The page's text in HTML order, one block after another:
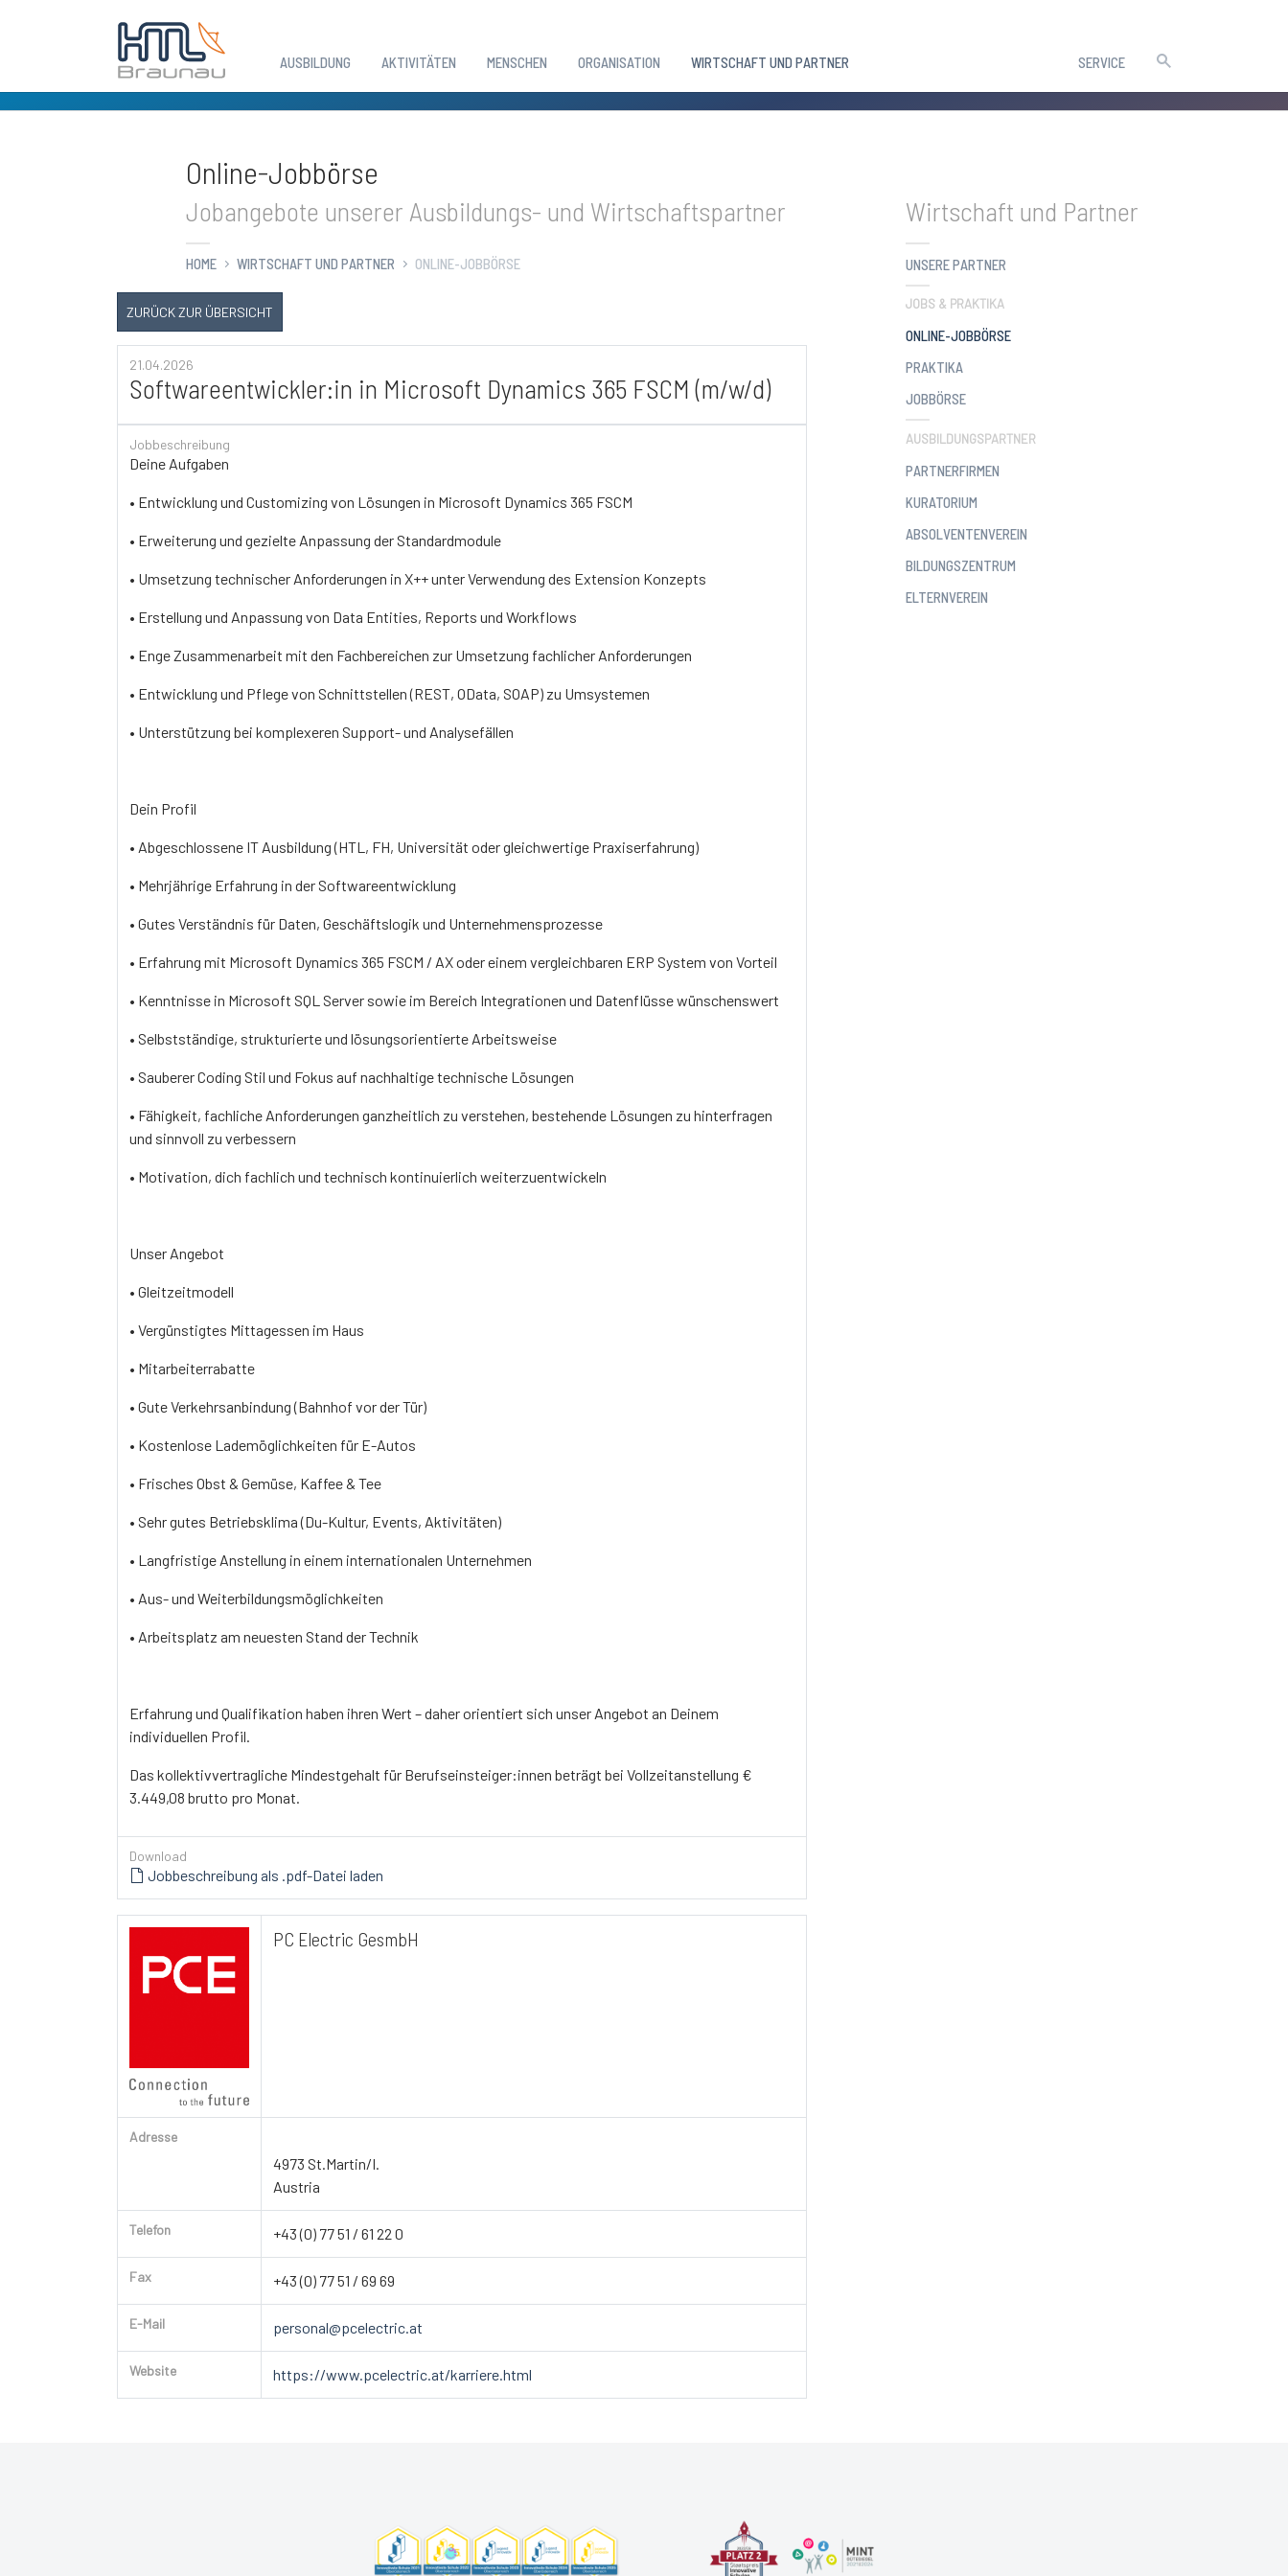
AUSBILDUNG AKTIVITÄTEN MENSCHEN ORGANISATION WIRTSCHAFT UND PARTNER SERVICE
Online-Jobbörse
Jobangebote unserer Ausbildungs- und Wirtschaftspartner
HOME WIRTSCHAFT UND PARTNER ONLINE-JOBBÖRSE
ZURÜCK ZUR ÜBERSICHT
21.04.2026
Softwareentwickler:in in Microsoft Dynamics 365 FSCM (m/w/d)
Jobbeschreibung
Deine Aufgaben
• Entwicklung und Customizing von Lösungen in Microsoft Dynamics 365 FSCM
• Erweiterung und gezielte Anpassung der Standardmodule
• Umsetzung technischer Anforderungen in X++ unter Verwendung des Extension Konzepts
• Erstellung und Anpassung von Data Entities, Reports und Workflows
• Enge Zusammenarbeit mit den Fachbereichen zur Umsetzung fachlicher Anforderungen
• Entwicklung und Pflege von Schnittstellen (REST, OData, SOAP) zu Umsystemen
• Unterstützung bei komplexeren Support- und Analysefällen
Dein Profil
• Abgeschlossene IT Ausbildung (HTL, FH, Universität oder gleichwertige Praxiserfahrung)
• Mehrjährige Erfahrung in der Softwareentwicklung
• Gutes Verständnis für Daten, Geschäftslogik und Unternehmensprozesse
• Erfahrung mit Microsoft Dynamics 365 FSCM / AX oder einem vergleichbaren ERP System von Vorteil
• Kenntnisse in Microsoft SQL Server sowie im Bereich Integrationen und Datenflüsse wünschenswert
• Selbstständige, strukturierte und lösungsorientierte Arbeitsweise
• Sauberer Coding Stil und Fokus auf nachhaltige technische Lösungen
• Fähigkeit, fachliche Anforderungen ganzheitlich zu verstehen, bestehende Lösungen zu hinterfragen
und sinnvoll zu verbessern
• Motivation, dich fachlich und technisch kontinuierlich weiterzuentwickeln
Unser Angebot
• Gleitzeitmodell
• Vergünstigtes Mittagessen im Haus
• Mitarbeiterrabatte
• Gute Verkehrsanbindung (Bahnhof vor der Tür)
• Kostenlose Lademöglichkeiten für E-Autos
• Frisches Obst & Gemüse, Kaffee & Tee
• Sehr gutes Betriebsklima (Du-Kultur, Events, Aktivitäten)
• Langfristige Anstellung in einem internationalen Unternehmen
• Aus- und Weiterbildungsmöglichkeiten
• Arbeitsplatz am neuesten Stand der Technik
Erfahrung und Qualifikation haben ihren Wert – daher orientiert sich unser Angebot an Deinem
individuellen Profil.
Das kollektivvertragliche Mindestgehalt für Berufseinsteiger:innen beträgt bei Vollzeitanstellung €
3.449,08 brutto pro Monat.
Download
Jobbeschreibung als .pdf-Datei laden
PC Electric GesmbH
Adresse
4973 St.Martin/I.
Austria
Telefon +43 (0) 77 51 / 61 22 0
Fax +43 (0) 77 51 / 69 69
E-Mail personal@pcelectric.at
Website https://www.pcelectric.at/karriere.html
Wirtschaft und Partner
UNSERE PARTNER
JOBS & PRAKTIKA
ONLINE-JOBBÖRSE(CURRENT)
PRAKTIKA
JOBBÖRSE
AUSBILDUNGSPARTNER
PARTNERFIRMEN
KURATORIUM
ABSOLVENTENVEREIN
BILDUNGSZENTRUM
ELTERNVEREIN